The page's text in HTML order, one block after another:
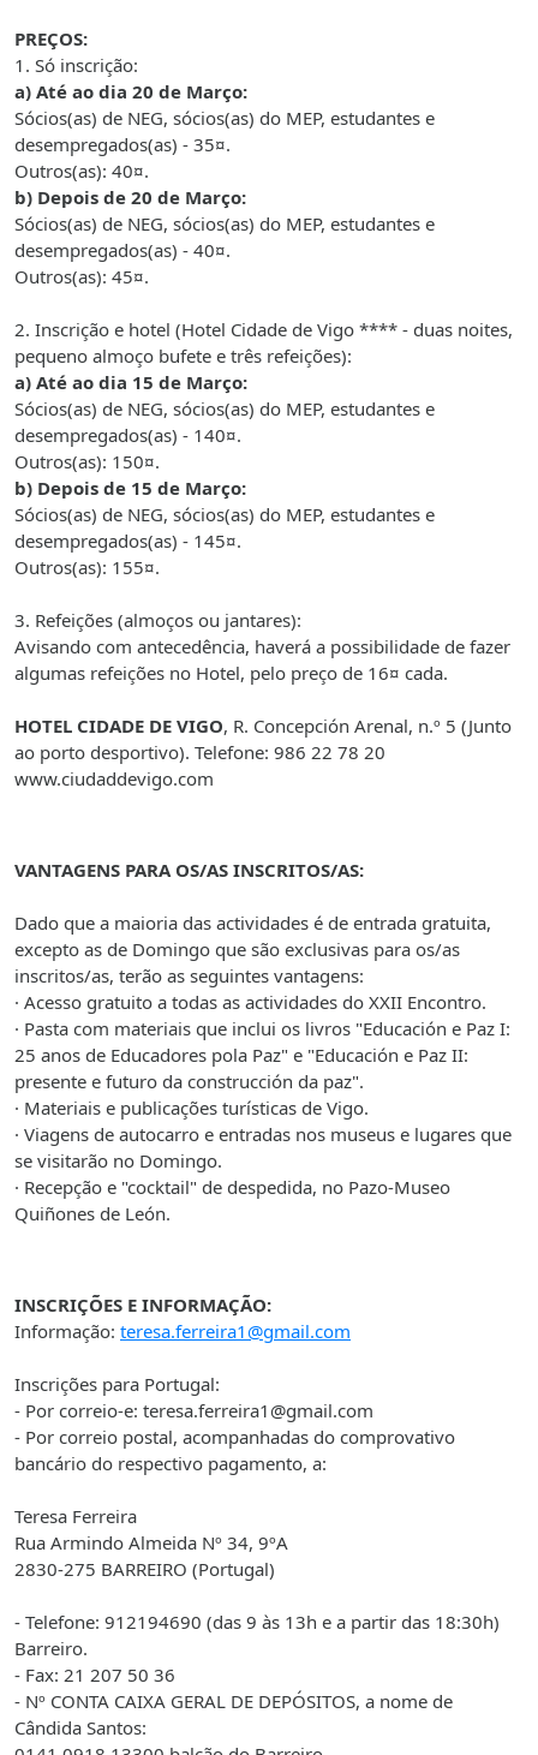
PREÇOS:
1. Só inscrição:
a) Até ao dia 20 de Março:
Sócios(as) de NEG, sócios(as) do MEP, estudantes e
desempregados(as) - 35¤.
Outros(as): 40¤.
b) Depois de 20 de Março:
Sócios(as) de NEG, sócios(as) do MEP, estudantes e
desempregados(as) - 40¤.
Outros(as): 45¤.
2. Inscrição e hotel (Hotel Cidade de Vigo **** - duas noites,
pequeno almoço bufete e três refeições):
a) Até ao dia 15 de Março:
Sócios(as) de NEG, sócios(as) do MEP, estudantes e
desempregados(as) - 140¤.
Outros(as): 150¤.
b) Depois de 15 de Março:
Sócios(as) de NEG, sócios(as) do MEP, estudantes e
desempregados(as) - 145¤.
Outros(as): 155¤.
3. Refeições (almoços ou jantares):
Avisando com antecedência, haverá a possibilidade de fazer
algumas refeições no Hotel, pelo preço de 16¤ cada.
HOTEL CIDADE DE VIGO, R. Concepción Arenal, n.º 5 (Junto
ao porto desportivo). Telefone: 986 22 78 20
www.ciudaddevigo.com
VANTAGENS PARAOS/AS INSCRITOS/AS:
Dado que a maioria das actividades é de entrada gratuita,
excepto as de Domingo que são exclusivas para os/as
inscritos/as, terão as seguintes vantagens:
· Acesso gratuito a todas as actividades do XXII Encontro.
· Pasta com materiais que inclui os livros "Educación e Paz I:
25 anos de Educadores pola Paz" e "Educación e Paz II:
presente e futuro da construcción da paz".
· Materiais e publicações turísticas de Vigo.
· Viagens de autocarro e entradas nos museus e lugares que
se visitarão no Domingo.
· Recepção e "cocktail" de despedida, no Pazo-Museo
Quiñones de León.
INSCRIÇÕES E INFORMAÇÃO:
Informação: teresa.ferreira1@gmail.com
Inscrições para Portugal:
- Por correio-e: teresa.ferreira1@gmail.com
- Por correio postal, acompanhadas do comprovativo
bancário do respectivo pagamento, a:
Teresa Ferreira
Rua Armindo Almeida Nº 34, 9ºA
2830-275 BARREIRO (Portugal)
- Telefone: 912194690 (das 9 às 13h e a partir das 18:30h)
Barreiro.
- Fax: 21 207 50 36
- Nº CONTA CAIXA GERAL DE DEPÓSITOS, a nome de
Cândida Santos: